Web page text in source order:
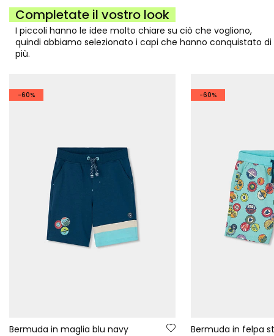
Completate il vostro look
I piccoli hanno le idee molto chiare su ciò che vogliono,
quindi abbiamo selezionato i capi che hanno conquistato di
più.
-60%
Bermuda in maglia blu navy
-60%
Bermuda in felpa